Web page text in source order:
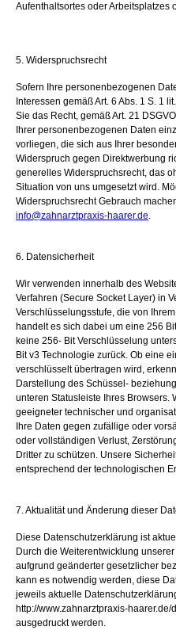
Aufenthaltsortes oder Arbeitsplatzes
5. Widerspruchsrecht
Sofern Ihre personenbezogenen
Interessen gemäß Art. 6 Abs. 1 S. 1
Sie das Recht, gemäß Art. 21
Ihrer personenbezogenen Daten
vorliegen, die sich aus Ihrer
Widerspruch gegen Direktwerbung
generelles Widerspruchsrecht, das
Situation von uns umgesetzt wird.
Widerspruchsrecht Gebrauch
info@zahnarztpraxis-haarer.de.
6. Datensicherheit
Wir verwenden innerhalb des
Verfahren (Secure Socket Layer) in
Verschlüsselungsstufe, die von
handelt es sich dabei um eine 256
keine 256- Bit Verschlüsselung
Bit v3 Technologie zurück. Ob eine
verschlüsselt übertragen wird,
Darstellung des Schüssel-
unteren Statusleiste Ihres Browsers.
geeigneter technischer und
Ihre Daten gegen zufällige oder
oder vollständigen Verlust,
Dritter zu schützen. Unsere
entsprechend der technologischen
7. Aktualität und Änderung dieser
Diese Datenschutzerklärung ist
Durch die Weiterentwicklung
aufgrund geänderter gesetzlicher
kann es notwendig werden, diese
jeweils aktuelle
http://www.zahnarztpraxis-
ausgedruckt werden.